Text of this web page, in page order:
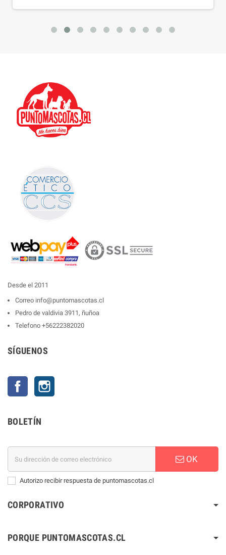
Desde el 2011
Correo info@puntomascotas.cl
Pedro de valdivia 3911, ñuñoa
Telefono +56222382020
SÍGUENOS
Facebook
BOLETÍN
OK
Autorizo recibir respuesta de puntomascotas.cl
CORPORATIVO
PORQUE PUNTOMASCOTAS.CL